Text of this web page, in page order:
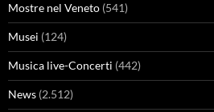
Mostre nel Veneto (541)
Musei (124)
Musica live-Concerti (442)
News (2.512)